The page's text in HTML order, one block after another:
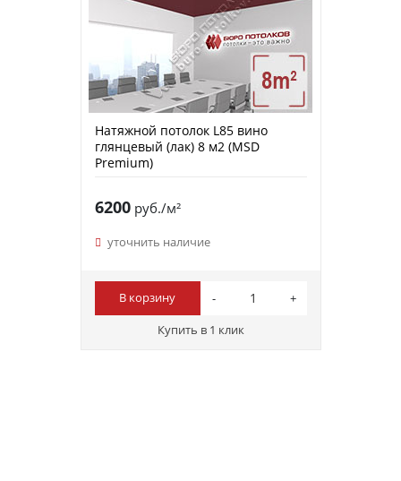
Натяжной потолок L85 вино
глянцевый (лак) 8 м2 (MSD
Premium)
6200руб./м²
уточнить наличие
В корзину
Купить в 1 клик